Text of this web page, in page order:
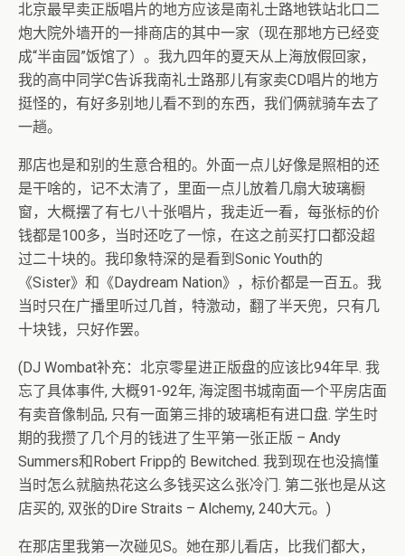
北京最早卖正版唱片的地方应该是南礼士路地铁站北口二
炮大院外墙开的一排商店的其中一家（现在那地方已经变
成“半亩园”饭馆了）。我九四年的夏天从上海放假回家，
我的高中同学C告诉我南礼士路那儿有家卖CD唱片的地方
挺怪的，有好多别地儿看不到的东西，我们俩就骑车去了
一趟。
那店也是和别的生意合租的。外面一点儿好像是照相的还
是干啥的，记不太清了，里面一点儿放着几扇大玻璃橱
窗，大概摆了有七八十张唱片，我走近一看，每张标的价
钱都是100多，当时还吃了一惊，在这之前买打口都没超
过二十块的。我印象特深的是看到Sonic Youth的
《Sister》和《Daydream Nation》，标价都是一百五。我
当时只在广播里听过几首，特激动，翻了半天兜，只有几
十块钱，只好作罢。
(DJ Wombat补充：北京零星进正版盘的应该比94年早. 我
忘了具体事件, 大概91-92年, 海淀图书城南面一个平房店面
有卖音像制品, 只有一面第三排的玻璃柜有进口盘. 学生时
期的我攒了几个月的钱进了生平第一张正版 – Andy
Summers和Robert Fripp的 Bewitched. 我到现在也没搞懂
当时怎么就脑热花这么多钱买这么张冷门. 第二张也是从这
店买的, 双张的Dire Straits – Alchemy, 240大元。)
在那店里我第一次碰见S。她在那儿看店，比我们都大，